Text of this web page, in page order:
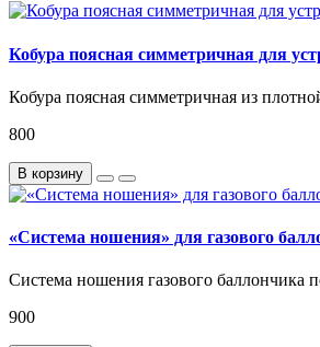
Кобура поясная симметричная для
Кобура поясная симметричная из
800
В корзину
«Система ношения» для газового
Система ношения газового баллончика
900